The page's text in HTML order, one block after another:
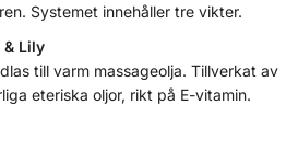
Systemet innehåller tre vikter.
& Lily
till varm massageolja. Tillverkat av
eteriska oljor, rikt på E-vitamin.